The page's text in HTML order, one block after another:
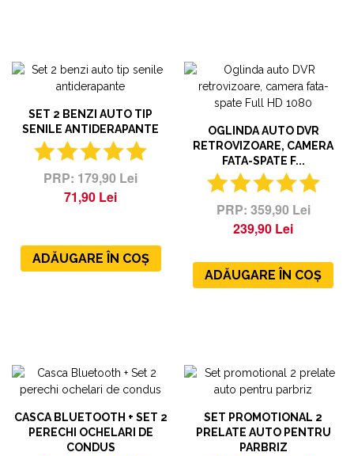
SET 2 BENZI AUTO TIP
SENILE ANTIDERAPANTE
179,90 Lei
71,90 Lei
ADĂUGARE ÎN COȘ
OGLINDA AUTO DVR
RETROVIZOARE, CAMERA
FATA-SPATE F...
359,90 Lei
239,90 Lei
ADĂUGARE ÎN COȘ
CASCA BLUETOOTH + SET 2
PERECHI OCHELARI DE
CONDUS
SET PROMOTIONAL 2
PRELATE AUTO PENTRU
PARBRIZ